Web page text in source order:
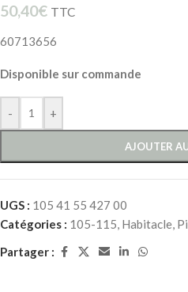
50,40€ TTC
60713656
Disponible sur commande
- +
AJOUTER
UGS : 105 41 55 427 00
Catégories : 105-115, Habitacle,
Partager :